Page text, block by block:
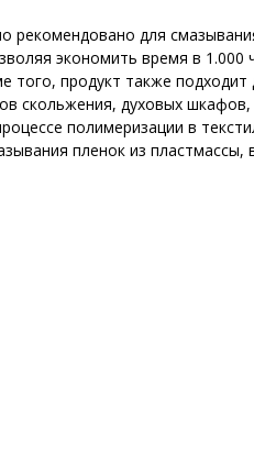
рекомендовано для
экономить время в 1.000
того, продукт также подходит
скольжения, духовых
полимеризации в
пленок из пластмассы,